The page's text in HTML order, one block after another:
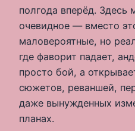
полгода вперёд. Здесь
очевидное — вместо
маловероятные, но
где фаворит падает,
просто бой, а
сюжетов, реваншей,
даже вынужденных
планах.